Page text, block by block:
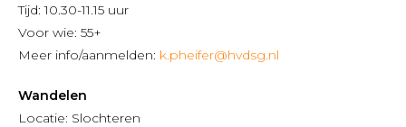
Tijd: 10.30-11.15 uur
Voor wie: 55+
Meer info/aanmelden: k.pheifer@hvdsg.nl
Wandelen
Locatie: Slochteren